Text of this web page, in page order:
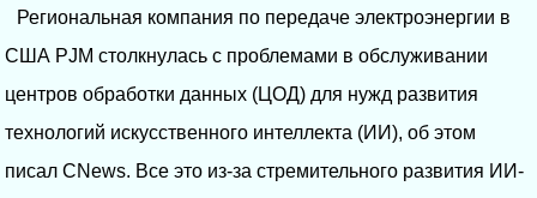
Региональная компания по передаче электроэнергии в
США PJM столкнулась с проблемами в обслуживании
центров обработки данных (ЦОД) для нужд развития
технологий искусственного интеллекта (ИИ), об этом
писал CNews. Все это из-за стремительного развития ИИ-